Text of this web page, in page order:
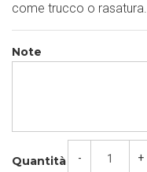
come trucco o rasatura.
Note
Quantità - +